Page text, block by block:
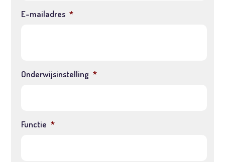
E-mailadres *
Onderwijsinstelling *
Functie *